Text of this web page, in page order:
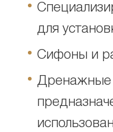
для
Сифоны и
Дренажные